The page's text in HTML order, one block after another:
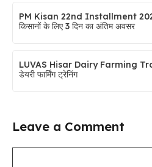
PM Kisan 22nd Installment
किसानों के लिए 3 दिन का अंतिम अवसर
LUVAS Hisar Dairy Farming
डेयरी फार्मिंग ट्रेनिंग
Leave a Comment